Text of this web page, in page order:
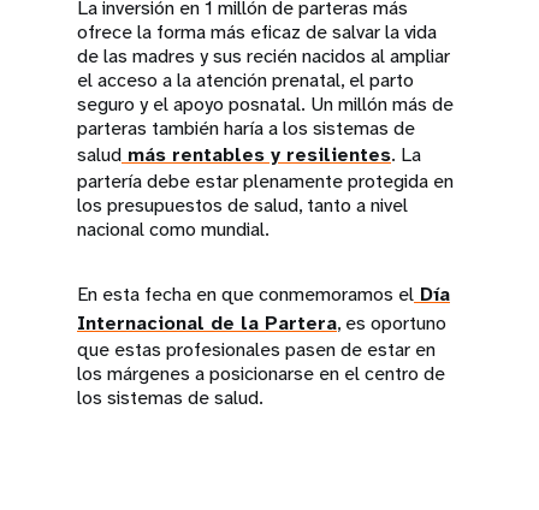
La inversión en 1 millón de parteras más
ofrece la forma más eficaz de salvar la vida
de las madres y sus recién nacidos al ampliar
el acceso a la atención prenatal, el parto
seguro y el apoyo posnatal. Un millón más de
parteras también haría a los sistemas de
salud más rentables y resilientes. La
partería debe estar plenamente protegida en
los presupuestos de salud, tanto a nivel
nacional como mundial.
En esta fecha en que conmemoramos el Día
Internacional de la Partera, es oportuno
que estas profesionales pasen de estar en
los márgenes a posicionarse en el centro de
los sistemas de salud.